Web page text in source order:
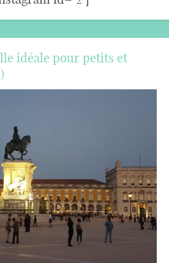
idéale pour petits et